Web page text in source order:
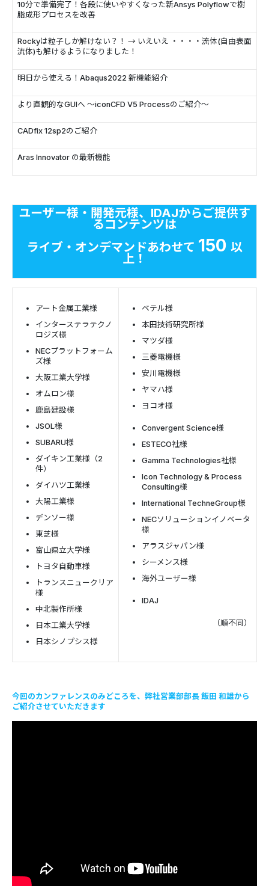
10分で準備完了！各段に使いやすくなった新Ansys Polyflowで樹
脂成形プロセスを改善
Rockyは粒子しか解けない？！ → いえいえ ・・・・流体(自由表面
流体)も解けるようになりました！
明日から使える！Abaqus2022 新機能紹介
より直観的なGUIへ ～iconCFD V5 Processのご紹介～
CADfix 12sp2のご紹介
Aras Innovator の最新機能
ユーザー様・開発元様、IDAJからご提供す
るコンテンツは
ライブ・オンデマンドあわせて 150 以
上！
アート金属工業様
インターステラテクノ
ロジズ様
NECプラットフォーム
ズ様
大阪工業大学様
オムロン様
鹿島建設様
JSOL様
SUBARU様
ダイキン工業様（2
件）
ダイハツ工業様
大陽工業様
デンソー様
東芝様
富山県立大学様
トヨタ自動車様
トランスニュークリア
様
中北製作所様
日本工業大学様
日本シノプシス様
ベテル様
本田技術研究所様
マツダ様
三菱電機様
安川電機様
ヤマハ様
ヨコオ様
Convergent Science様
ESTECO社様
Gamma Technologies社様
Icon Technology & Process
Consulting様
International TechneGroup様
NECソリューションイノベータ
様
アラスジャパン様
シーメンス様
海外ユーザー様
IDAJ
（順不同）
今回のカンファレンスのみどころを、弊社営業部部長 飯田 和雄から
ご紹介させていただきます